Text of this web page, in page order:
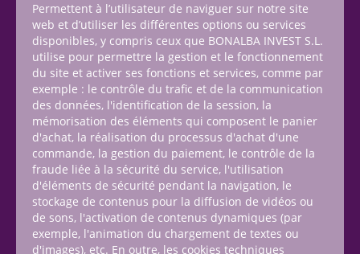
Permettent à l’utilisateur de naviguer sur notre site
web et d’utiliser les différentes options ou services
disponibles, y compris ceux que BONALBA INVEST S.L.
utilise pour permettre la gestion et le fonctionnement
du site et activer ses fonctions et services, comme par
exemple : le contrôle du trafic et de la communication
des données, l'identification de la session, la
mémorisation des éléments qui composent le panier
d'achat, la réalisation du processus d'achat d'une
commande, la gestion du paiement, le contrôle de la
fraude liée à la sécurité du service, l'utilisation
d'éléments de sécurité pendant la navigation, le
stockage de contenus pour la diffusion de vidéos ou
de sons, l'activation de contenus dynamiques (par
exemple, l'animation du chargement de textes ou
d'images), etc. En outre, les cookies techniques